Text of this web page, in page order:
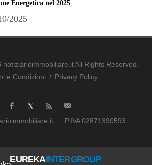
Energetica nel 2025
2025
All Rights Reserved.
e Condizioni / Privacy Policy
· P.IVA 02871390593
EUREKAINTERGROUP